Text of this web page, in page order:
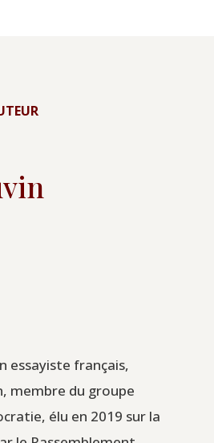
essayiste français,
membre du groupe
élu en 2019 sur la